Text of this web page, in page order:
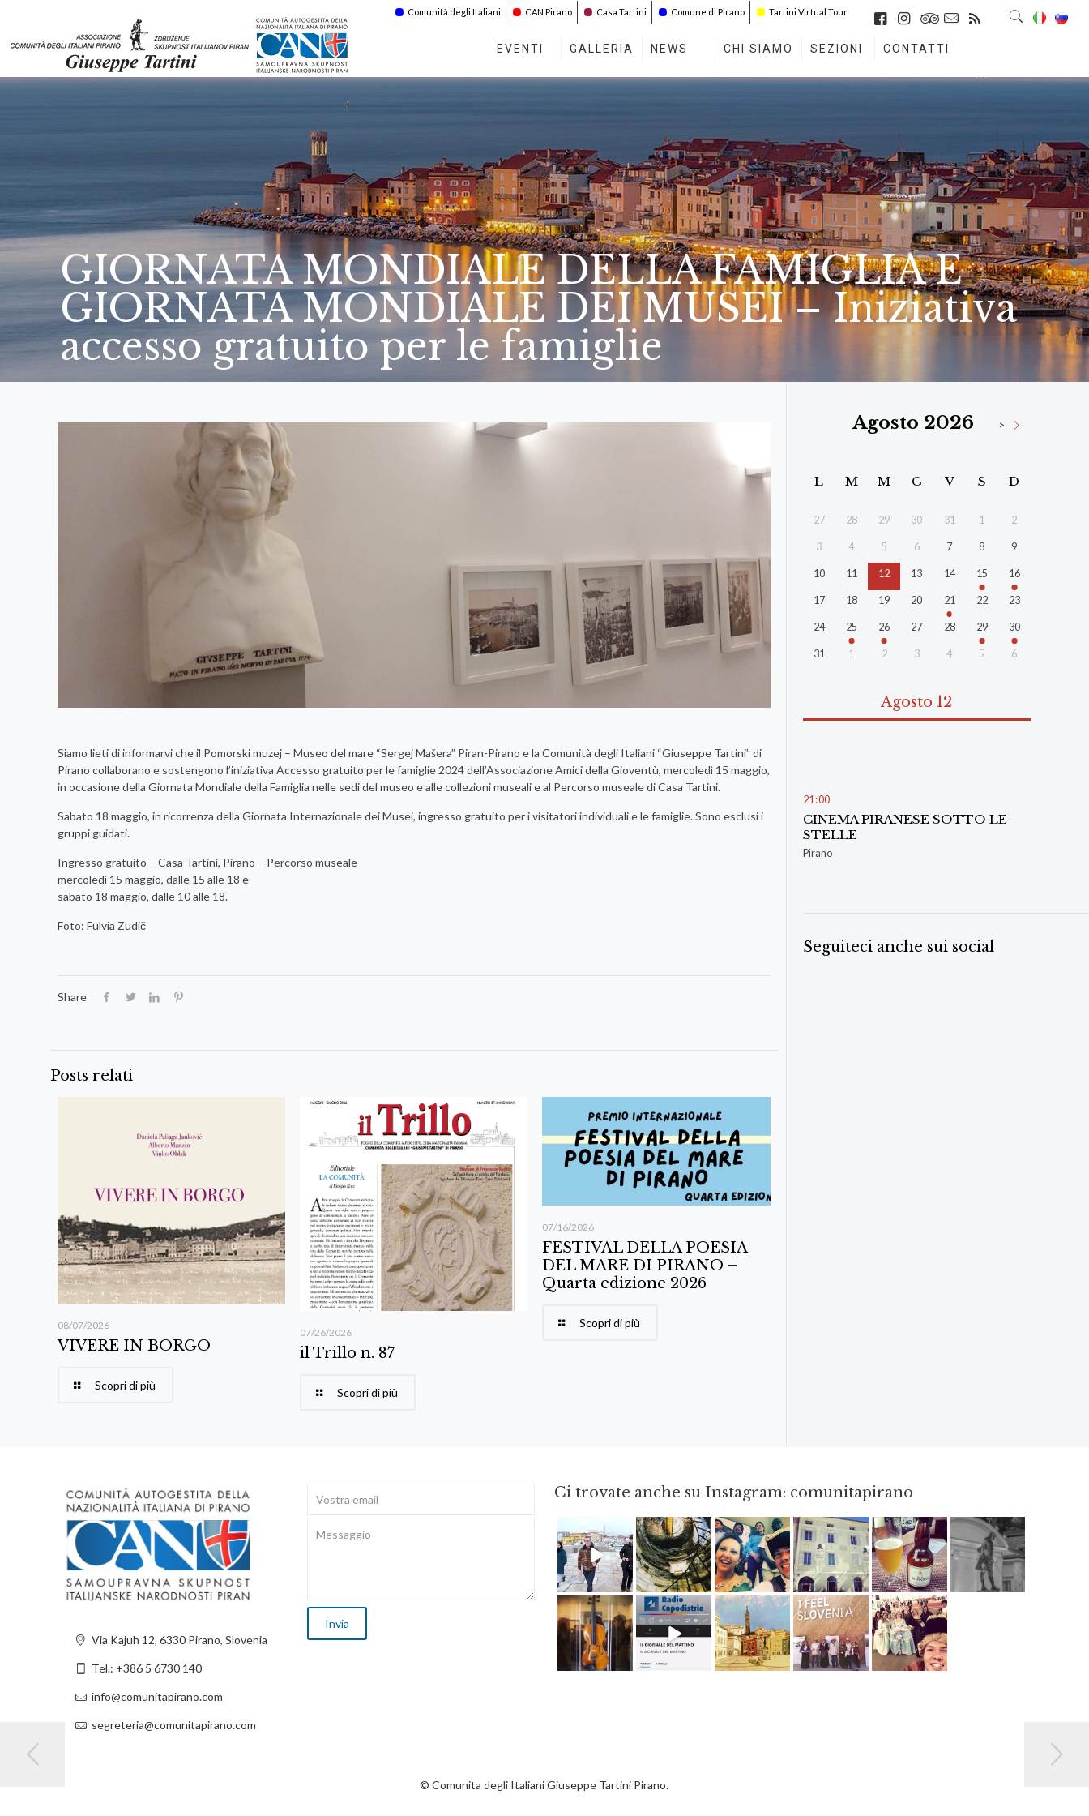
Comunità degli Italiani CAN Pirano Casa Tartini Comune di Pirano Tartini Virtual Tour
EVENTI GALLERIA NEWS CHI SIAMO SEZIONI CONTATTI
GIORNATA MONDIALE DELLA FAMIGLIA E
GIORNATA MONDIALE DEI MUSEI – Iniziativa
accesso gratuito per le famiglie
Siamo lieti di informarvi che il Pomorski muzej – Museo del mare “Sergej Mašera” Piran-Pirano e la Comunità degli Italiani “Giuseppe Tartini” di
Pirano collaborano e sostengono l’iniziativa Accesso gratuito per le famiglie 2024 dell’Associazione Amici della Gioventù, mercoledì 15 maggio,
in occasione della Giornata Mondiale della Famiglia nelle sedi del museo e alle collezioni museali e al Percorso museale di Casa Tartini.
Sabato 18 maggio, in ricorrenza della Giornata Internazionale dei Musei, ingresso gratuito per i visitatori individuali e le famiglie. Sono esclusi i
gruppi guidati.
Ingresso gratuito – Casa Tartini, Pirano – Percorso museale
mercoledì 15 maggio, dalle 15 alle 18 e
sabato 18 maggio, dalle 10 alle 18.
Foto: Fulvia Zudič
Share
Posts relati
08/07/2026
VIVERE IN BORGO
Scopri di più
07/26/2026
il Trillo n. 87
Scopri di più
07/16/2026
FESTIVAL DELLA POESIA
DEL MARE DI PIRANO –
Quarta edizione 2026
Scopri di più
Agosto 2026 >
L M M G V S D
27 28 29 30 31 1 2
3 4 5 6 7 8 9
10 11 12 13 14 15 16
17 18 19 20 21 22 23
24 25 26 27 28 29 30
31 1 2 3 4 5 6
Agosto 12
21 00
CINEMA PIRANESE SOTTO LE
STELLE
Pirano
Seguiteci anche sui social
Via Kajuh 12, 6330 Pirano, Slovenia
Tel.: +386 5 6730 140
info@comunitapirano.com
segreteria@comunitapirano.com
Ci trovate anche su Instagram: comunitapirano
Feb 16 Ago 3 Mag 23 Apr 3 Giu 3 Apr 18
Apr 8 Dic 14 Giu 12 Mag 2 Mag 15
© Comunita degli Italiani Giuseppe Tartini Pirano.